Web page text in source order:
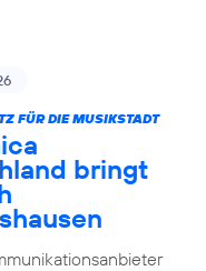
FÜR DIE MUSIKSTADT
bringt